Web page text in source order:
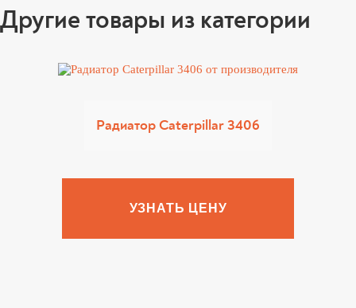
Другие товары из категории
Радиатор Caterpillar 3406
УЗНАТЬ ЦЕНУ